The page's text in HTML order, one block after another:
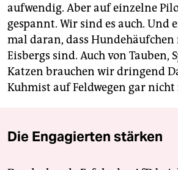
aufwendig. Aber auf einzelne
gespannt. Wir sind es auch. Und
mal daran, dass Hundehäufchen
Eisbergs sind. Auch von Tauben,
Katzen brauchen wir dringend
Kuhmist auf Feldwegen gar nicht
Die Engagierten stärken